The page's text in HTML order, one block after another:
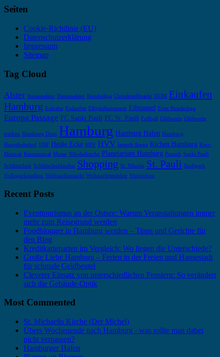
Seiten
Cookie-Richtlinie (EU)
Datenschutzerklärung
Impressum
Sitemap
Tag Cloud
Alster Aussenalster Binnenalster Bundesliga Christkindlmarkt DOM Einkaufen
Hamburg Eisbahn Eislaufen Elbphilharmonie Elbtunnel Erste Bundesliga
Europa Passage FC Sankt Pauli FC St. Pauli Fußball Glühwein Glühwein
trinken Hambueg Dom Hamburg Hamburg Hafen Hamburg
Hauptbahnhof HBF Heiße Ecke HSV HVV Imtech Arena Kichen Hamburg Kiez-
Musical Kiezmusical Messe Nikolaikirche Planetarium Hamburg Punsch Sankt Pauli
Schlittschuh Schlittschuhlaufen Shopping St. Nikolai St. Pauli Stadtpark
Volksparkstadion Weihnachtsmarkt Weihnachtsmärkte Winterdom
Recent Posts
Eventtourismus an der Ostsee: Warum Veranstaltungen immer
mehr zum Reisegrund werden
Foodblogger in Hamburg werden – Tipps und Gerichte für
den Blog
Kreditkartenarten im Vergleich: Wo liegen die Unterschiede?
Große Liebe Hamburg – Ferien in der Freien und Hansestadt
für schmale Geldbeutel
Cleverer Einsatz von unterschiedlichen Fenstern: So verändert
sich die Gebäude-Optik
Most Commented
St. Michaelis Kirche (Der Michel)
Übers Wochenende nach Hamburg - was sollte man dabei
nicht verpassen?
Hamburger Hafen